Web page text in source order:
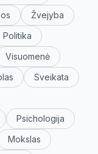
Žvejyba
Politika
Visuomenė
Sveikata
Psichologija
Mokslas